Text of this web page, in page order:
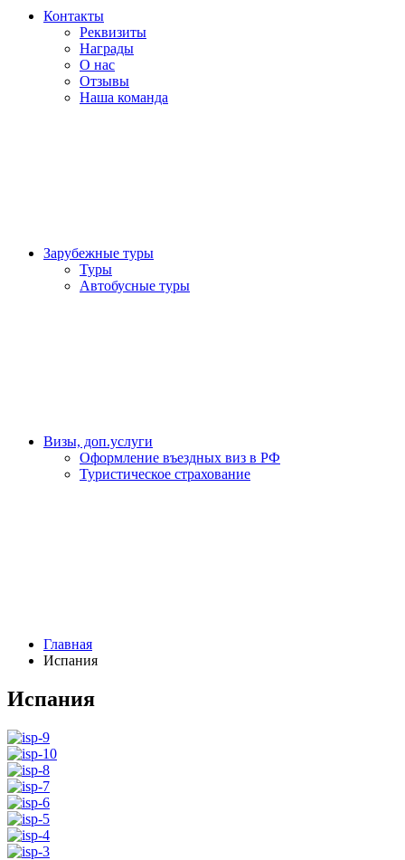
Контакты
Реквизиты
Награды
О нас
Отзывы
Наша команда
Зарубежные туры
Туры
Автобусные туры
Визы, доп.услуги
Оформление въездных виз в РФ
Туристическое страхование
Главная
Испания
Испания